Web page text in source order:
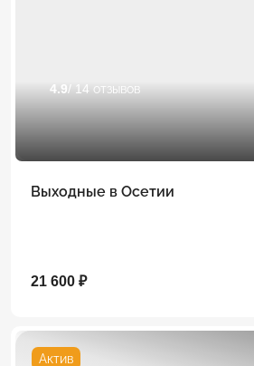
4.9/ 14 отзывов
Выходные в Осетии
21 600 ₽
Актив